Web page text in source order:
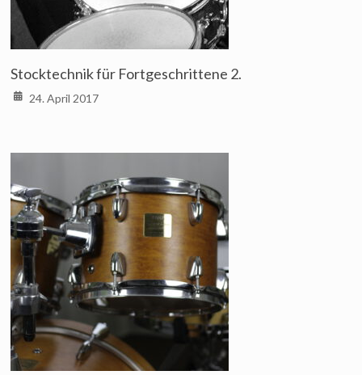
Stocktechnik für Fortgeschrittene 2.
24. April 2017